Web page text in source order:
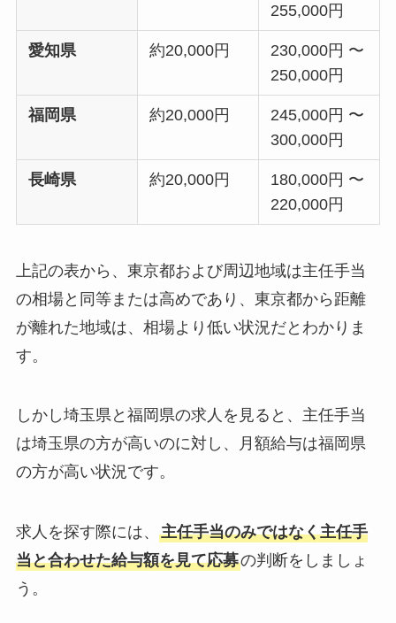
255,000円
愛知県 約20,000円
230,000円 〜
250,000円
福岡県 約20,000円
245,000円 〜
300,000円
長崎県 約20,000円
180,000円 〜
220,000円
上記の表から、東京都および周辺地域は主任手当
の相場と同等または高めであり、東京都から距離
が離れた地域は、相場より低い状況だとわかりま
す。
しかし埼玉県と福岡県の求人を見ると、主任手当
は埼玉県の方が高いのに対し、月額給与は福岡県
の方が高い状況です。
求人を探す際には、 主任手当のみではなく主任手
当と合わせた給与額を見て応募の判断をしましょ
う。